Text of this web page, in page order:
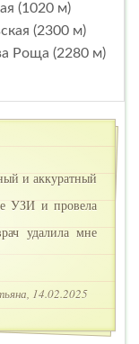
(1020 м)
(2300 м)
Роща (2280 м)
и аккуратный
УЗИ и провела
удалила мне
14.02.2025